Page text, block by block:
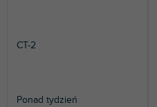
CT-2
Ponad tydzień